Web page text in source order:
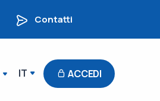
Contatti
IT ACCEDI